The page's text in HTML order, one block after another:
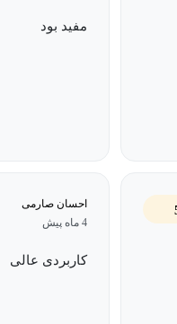
مفید بود
احسان صارمی
4 ماه پیش
کاربردی عالی